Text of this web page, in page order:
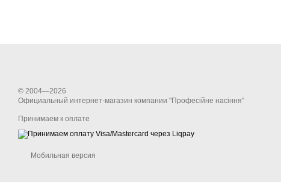
© 2004—2026
Официальный интернет-магазин компании "Професійне насіння"
Принимаем к оплате
Мобильная версия